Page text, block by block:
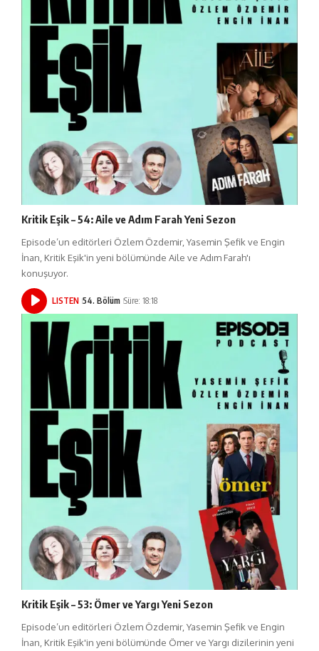
Kritik Eşik – 54: Aile ve Adım Farah Yeni Sezon
Episode’un editörleri Özlem Özdemir, Yasemin Şefik ve Engin
İnan, Kritik Eşik'in yeni bölümünde Aile ve Adım Farah'ı
konuşuyor.
LISTEN 54. Bölüm Süre: 18:18
Kritik Eşik – 53: Ömer ve Yargı Yeni Sezon
Episode’un editörleri Özlem Özdemir, Yasemin Şefik ve Engin
İnan, Kritik Eşik'in yeni bölümünde Ömer ve Yargı dizilerinin yeni